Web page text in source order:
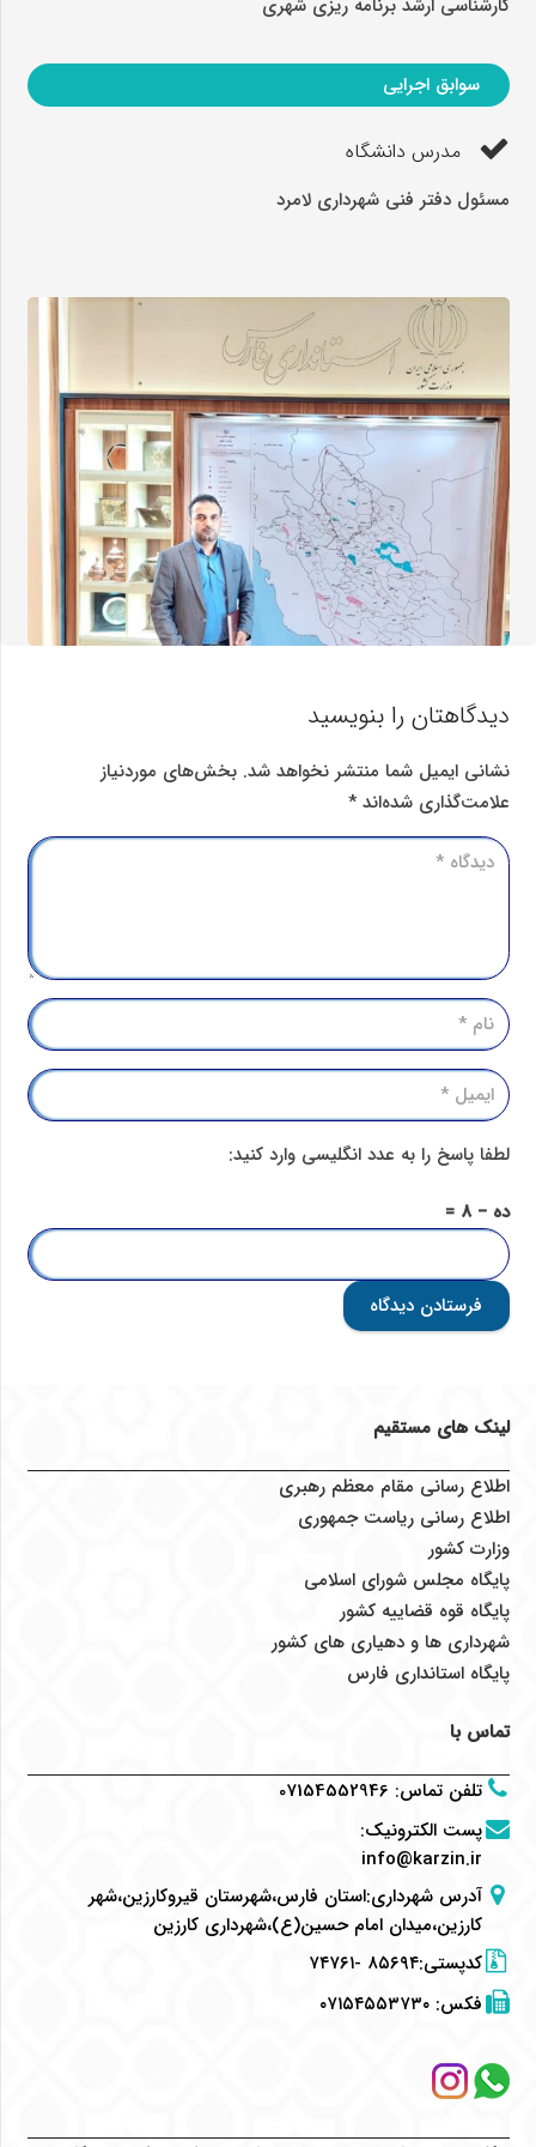
کارشناسی ارشد برنامه ریزی شهری
11111سوابق اجرایی
مدرس دانشگاه
مسئول دفتر فنی شهرداری لامرد
دیدگاهتان را بنویسید
نشانی ایمیل شما منتشر نخواهد شد. بخش‌های موردنیاز
علامت‌گذاری شده‌اند*
لطفا پاسخ را به عدد انگلیسی وارد کنید:
ده − 8 =
فرستادن دیدگاه
لینک های مستقیم
اطلاع رسانی مقام معظم رهبری
اطلاع رسانی ریاست جمهوری
وزارت کشور
پایگاه مجلس شورای اسلامی
پایگاه قوه قضاییه کشور
شهرداری ها و دهیاری های کشور
پایگاه استانداری فارس
تماس با
تلفن تماس:
07154552946
پست الکترونیک:
info@karzin.ir
آدرس شهرداری:استان فارس،شهرستان قیروکارزین،شهر
کارزین،میدان امام حسین(ع)،شهرداری کارزین
کدپستی:۸۵۶۹۴ -۷۴۷۶۱
فکس:۰۷۱۵۴۵۵۳۷۳۰